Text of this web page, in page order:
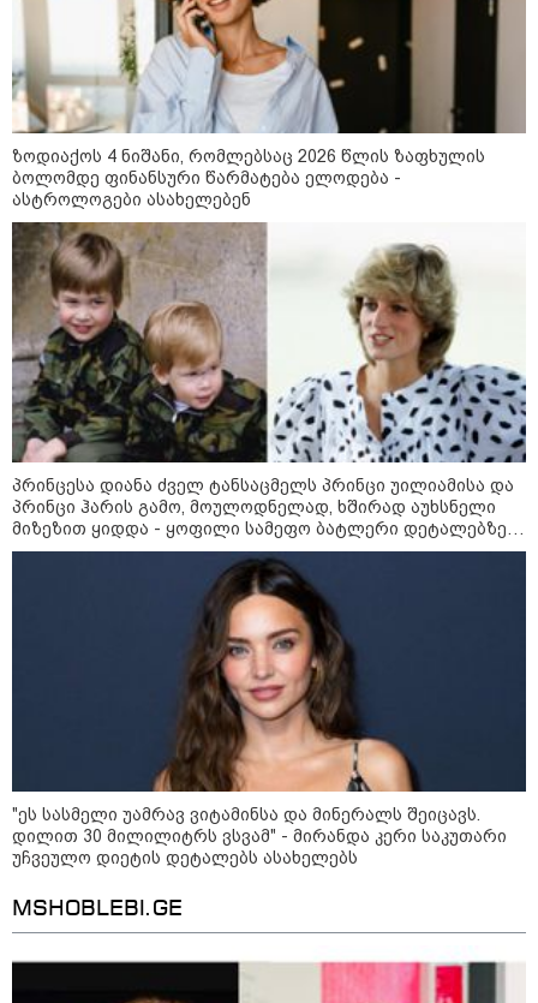
21:30 / 07-08-2026
თბილისში, ლოზუნგით
„გვახსოვს გმირები, გვახსოვს
მტერი” მსვლელობა
მიმდინარეობს
"იპოვონ ერთი გოგონა, ვისაც
გიგა სექსუალურად ავიწროებდა
- თუ გამოჩნდება ასეთი
გოგონა, 10 000 ლარს
ოფიციალურად, სახალხოდ
გადავცემ" - გიგა ავალიანის
დედა განცხადებას ავრცელებს
18:21 / 07-08-2026
"ვიდეოს ნახვა ჩემთვის იყო
სიკვდილი - ისეთი ხმა აქვს,
თითქოს ეხვეწება, ცუდად არის"
- 12 წლის წინ გაუჩინარებული
ბიჭის დედა გავრცელებულ
ვიდეოზე პირველ კომენტარს
აკეთებს
კატეგორიის ყველა სიახლე
პაატა ზაქარეიშვილის მწვავე
პასუხი გიორგი ბარამიძის
სკანდალურ განცხადებაზე -
"ყველაფერი დეტალურად ვიცი...
კამანში მოკლული ქართველები მე
საბრძოლო ნათლობა მიღებული
მთავარ კოშმარად იქცა
ზოდიაქოს 4 ნიშანი, რომლებსაც 2026 წლის ზაფხულის
ბოლომდე ფინანსური წარმატება ელოდება -
ასტროლოგები ასახელებენ
პრინცესა დიანა ძველ ტანსაცმელს პრინცი უილიამისა და
პრინცი ჰარის გამო, მოულოდნელად, ხშირად აუხსნელი
მიზეზით ყიდდა - ყოფილი სამეფო ბატლერი დეტალებზე
საკუთარ წიგნში საუბრობს
"ეს სასმელი უამრავ ვიტამინსა და მინერალს შეიცავს.
დილით 30 მილილიტრს ვსვამ" - მირანდა კერი საკუთარი
უჩვეულო დიეტის დეტალებს ასახელებს
MSHOBLEBI.GE